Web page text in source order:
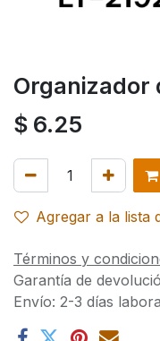
Organizador
$ 6.25
Agregar a la lista
Términos y
Garantía de
Envío: 2-3 días